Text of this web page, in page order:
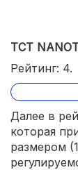
TCT
Рейтинг: 4.
Далее в
которая
размером